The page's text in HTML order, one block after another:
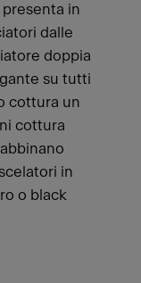
in
dalle
doppia
su tutti
cottura un
cottura
in
o black